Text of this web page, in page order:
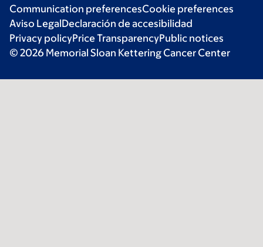
Communication preferencesCookie preferences
Aviso LegalDeclaración de accesibilidad
Privacy policyPrice TransparencyPublic notices
© 2026 Memorial Sloan Kettering Cancer Center